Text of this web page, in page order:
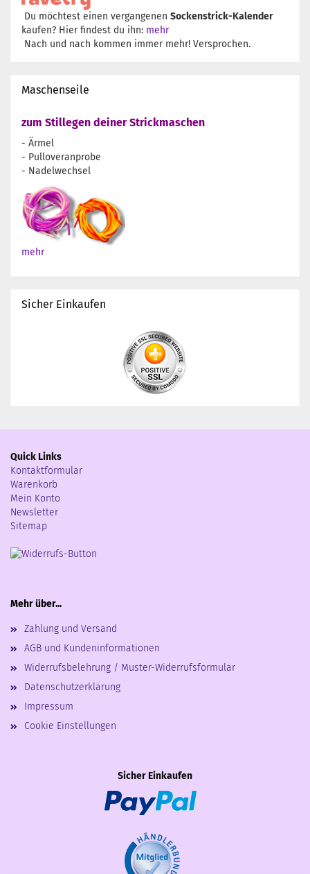
Du möchtest einen vergangenen Sockenstrick-Kalender
kaufen? Hier findest du ihn: mehr
Nach und nach kommen immer mehr! Versprochen.
Maschenseile
zum Stillegen deiner Strickmaschen
- Ärmel
- Pulloveranprobe
- Nadelwechsel
mehr
Sicher Einkaufen
Quick Links
Kontaktformular
Warenkorb
Mein Konto
Newsletter
Sitemap
Mehr über...
Zahlung und Versand
AGB und Kundeninformationen
Widerrufsbelehrung / Muster-Widerrufsformular
Datenschutzerklärung
Impressum
Cookie Einstellungen
Sicher Einkaufen